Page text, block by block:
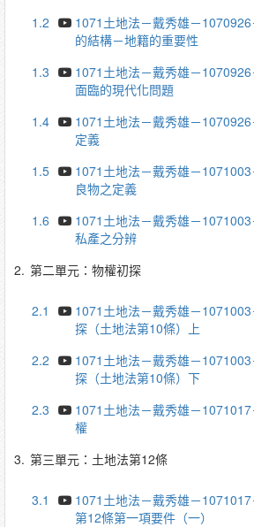
1.2
1071土地法－戴秀雄－
的結構－地籍的重要性
1.3
1071土地法－戴秀雄－
面臨的現代化問題
1.4
1071土地法－戴秀雄－
定義
1.5
1071土地法－戴秀雄－
良物之定義
1.6
1071土地法－戴秀雄－
私產之分辨
2. 第二單元：物權初探
2.1
1071土地法－戴秀雄－
探（土地法第10條）上
2.2
1071土地法－戴秀雄－
探（土地法第10條）下
2.3
1071土地法－戴秀雄－
權
3. 第三單元：土地法第12條
3.1
1071土地法－戴秀雄－
第12條第一項要件（一）